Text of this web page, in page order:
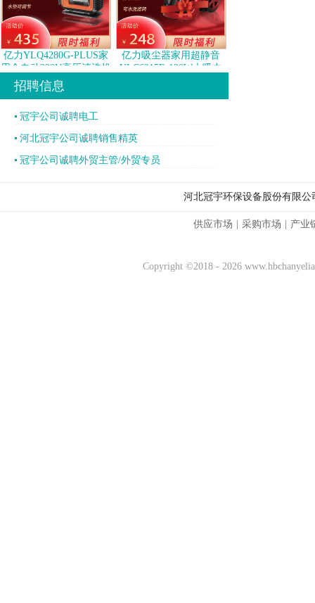
亿力YLQ4280G-PLUS家
用全自动220V高压清洗机
大功率便携刷车水泵
亿力吸尘器家用超静音
YLC6215E-120W大吸力
招聘信息
冠宇公司诚聘电工
河北冠宇公司诚聘销售精英
冠宇公司诚聘外贸主管/外贸专员
河北冠宇环保设备股份有限
供应市场 采购市场 产业
Copyright ©2018 - 2026